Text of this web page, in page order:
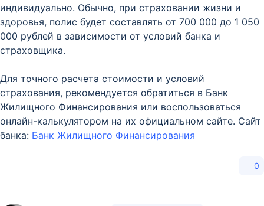
индивидуально. Обычно, при страховании жизни и
здоровья, полис будет составлять от 700 000 до 1 050
000 рублей в зависимости от условий банка и
страховщика.
Для точного расчета стоимости и условий
страхования, рекомендуется обратиться в Банк
Жилищного Финансирования или воспользоваться
онлайн-калькулятором на их официальном сайте. Сайт
банка: Банк Жилищного Финансирования
0